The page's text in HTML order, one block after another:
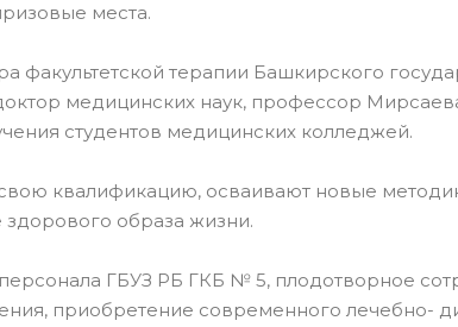
места.
факультетской терапии Башкирского
медицинских наук, профессор
студентов медицинских колледжей.
квалификацию, осваивают новые
образа жизни.
ГБУЗ РБ ГКБ № 5, плодотворное
приобретение современного лечебно-